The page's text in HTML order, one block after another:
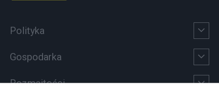
Polityka
Gospodarka
Rozmaitości